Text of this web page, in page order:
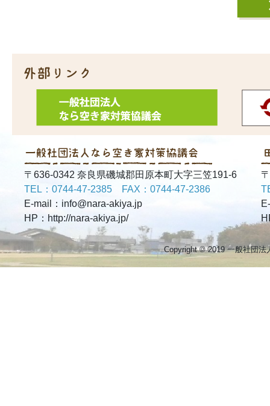
〒636-0342 奈良県磯城郡田原本町大字三笠191-6
TEL：0744-47-2385 FAX：0744-47-2386
E-mail：info@nara-akiya.jp
HP：http://nara-akiya.jp/
Copyright © 2019 一般社団法